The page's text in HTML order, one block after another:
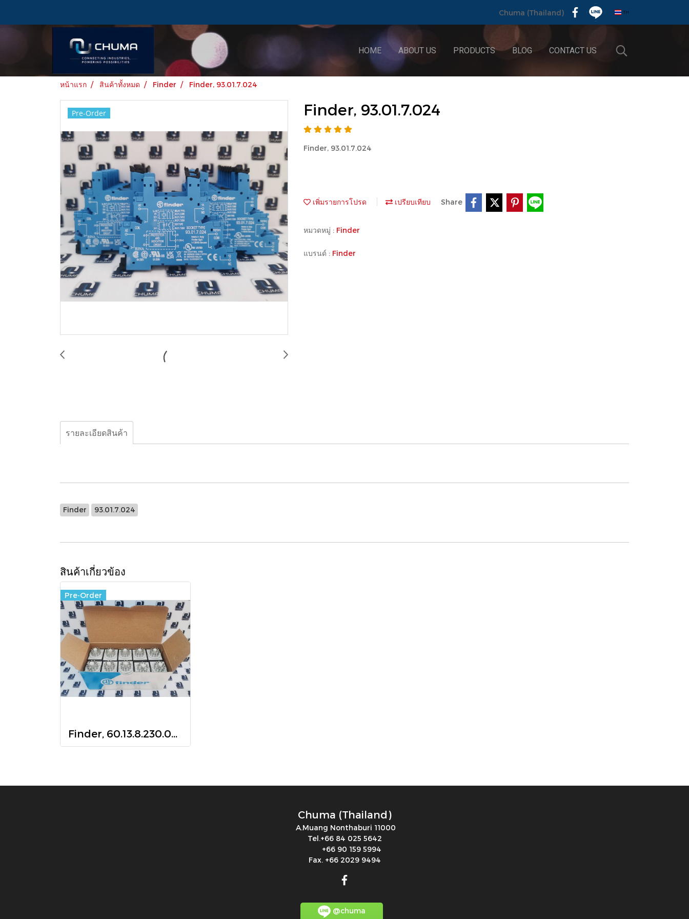
Chuma (Thailand) TH
HOME ABOUT US PRODUCTS BLOG CONTACT US
หน้าแรก สินค้าทั้งหมด Finder Finder, 93.01.7.024
Pre-Order Finder, 93.01.7.024
Finder, 93.01.7.024
เพิ่มรายการโปรด เปรียบเทียบ Share
หมวดหมู่ : Finder
แบรนด์ : Finder
รายละเอียดสินค้า
Finder 93.01.7.024
สินค้าเกี่ยวข้อง
Pre-Order
Finder, 60.13.8.230.0054
Chuma (Thailand)
A.Muang Nonthaburi 11000
Tel.+66 84 025 5642
+66 90 159 5994
Fax. +66 2029 9494
@chuma